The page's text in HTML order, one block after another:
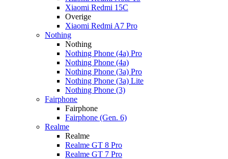
Xiaomi Redmi 15C
Overige
Xiaomi Redmi A7 Pro
Nothing
Nothing
Nothing Phone (4a) Pro
Nothing Phone (4a)
Nothing Phone (3a) Pro
Nothing Phone (3a) Lite
Nothing Phone (3)
Fairphone
Fairphone
Fairphone (Gen. 6)
Realme
Realme
Realme GT 8 Pro
Realme GT 7 Pro